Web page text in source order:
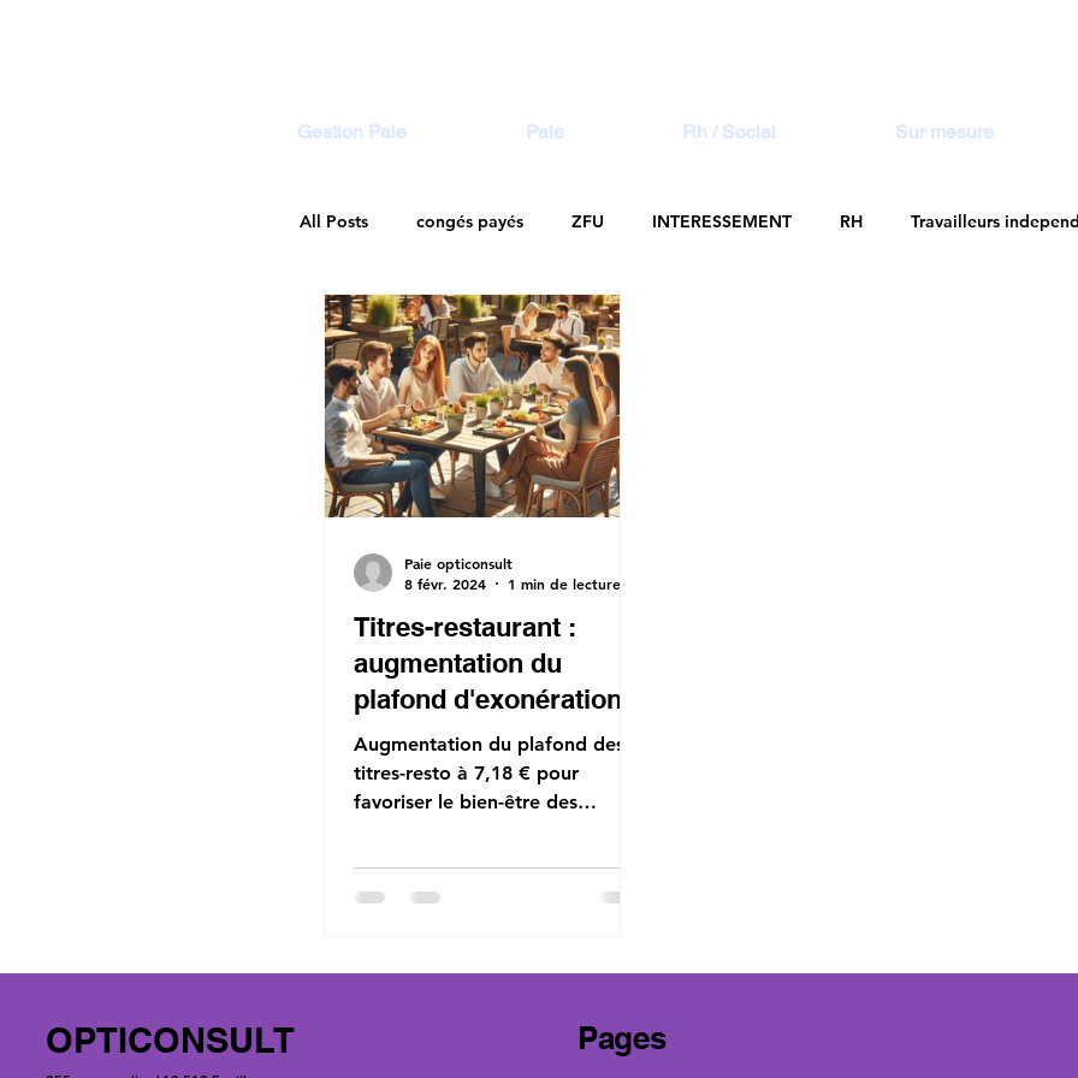
Gestion Paie Paie Rh / Social Sur mesure
All Posts congés payés ZFU INTERESSEMENT RH Travailleurs
Droit Social
Titres-restaurant :
augmentation du
plafond d'exonération
Augmentation du plafond des
titres-resto à 7,18 € pour
favoriser le bien-être des
Paie opticonsult
8 févr. 2024
1 min de lecture
OPTICONSULT Pages